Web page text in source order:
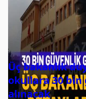
Üç bakanlık
okullara 30
alınacak